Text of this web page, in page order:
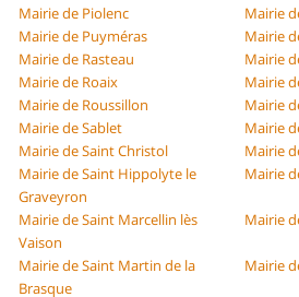
Mairie de Piolenc
Mairie
Mairie de Puyméras
Mairie
Mairie de Rasteau
Mairie
Mairie de Roaix
Mairie
Mairie de Roussillon
Mairie
Mairie de Sablet
Mairie
Mairie de Saint Christol
Mairie
Mairie de Saint Hippolyte le
Graveyron
Mairie
Mairie de Saint Marcellin lès
Vaison
Mairie
Mairie de Saint Martin de la
Brasque
Mairie